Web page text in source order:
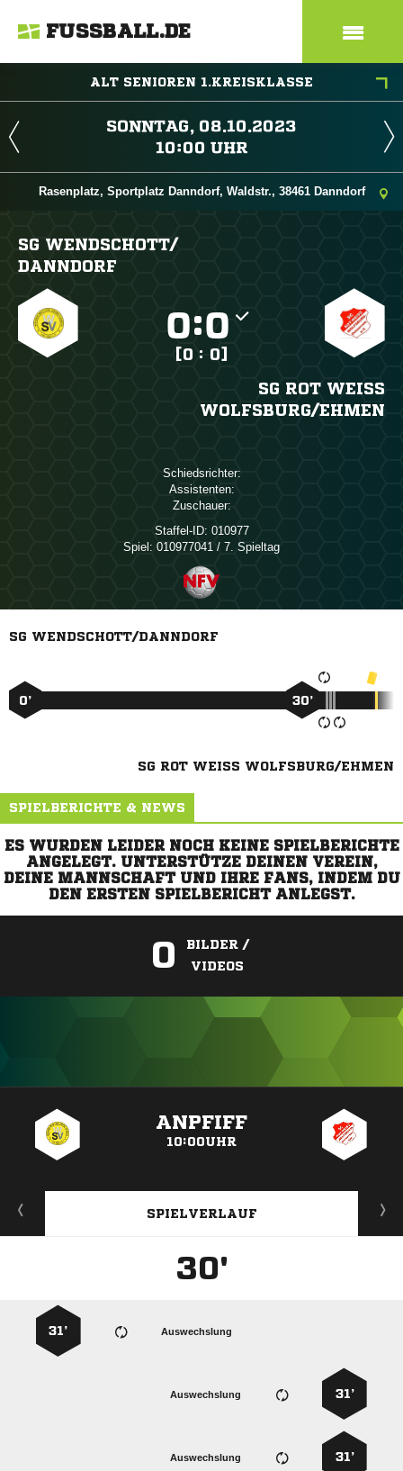
FUSSBALL.DE
ALT SENIOREN 1.KREISKLASSE
 
 
Rasenplatz, Sportplatz Danndorf, Waldstr., 38461 Danndorf
SG WENDSCHOTT/​
DANNDORF
:
[0 : 0]
SG ROT WEISS W
OLFSBURG/​EHMEN
Schiedsrichter:
Assistenten:
Zuschauer:
Staffel-ID: 010977
Spiel: 010977041 / 7. Spieltag
SG WENDSCHOTT/DANNDORF
0’ 30’
SG ROT WEISS WOLFSBURG/EHMEN
SPIELBERICHTE & NEWS
ES WURDEN LEIDER NOCH KEINE SPIELBERICHTE
ANGELEGT. UNTERSTÜTZE DEINEN VEREIN,
DEINE MANNSCHAFT UND IHRE FANS, INDEM DU
DEN ERSTEN SPIELBERICHT ANLEGST.
0
BILDER /
VIDEOS
ANPFIFF
10:00UHR
SPIELVERLAUF
30'
Auswechslung
31’
31’
Auswechslung
31’
Auswechslung